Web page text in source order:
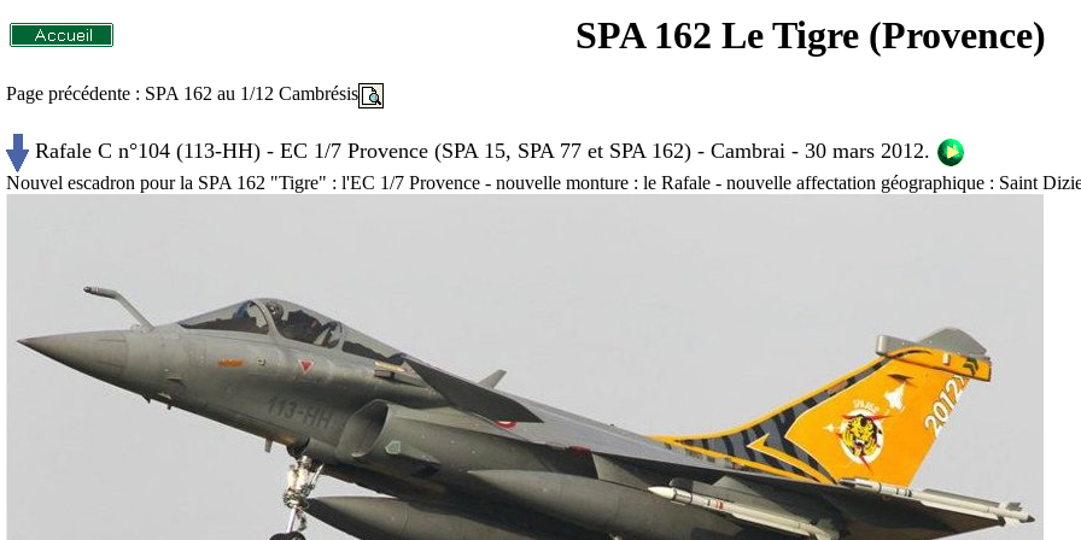
SPA 162 Le Tigre (Provence)
Page précédente : SPA 162 au 1/12 Cambrésis
Rafale C n°104 (113-HH) - EC 1/7 Provence (SPA 15, SPA 77 et SPA 162) - Cambrai - 30 mars 2012.
Nouvel escadron pour la SPA 162 "Tigre" : l'EC 1/7 Provence - nouvelle monture : le Rafale - nouvelle affectation géographique : Saint